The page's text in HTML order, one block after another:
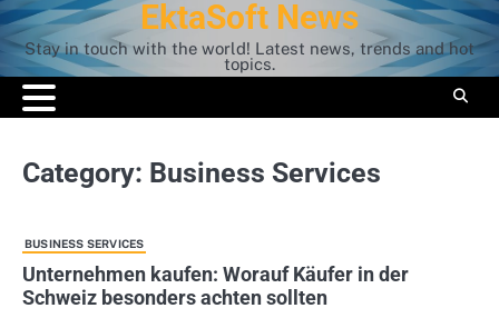
Skip
to
content
EktaSoft News
Stay in touch with the world! Latest news, trends and hot
topics.
Category: Business Services
BUSINESS SERVICES
Unternehmen kaufen: Worauf Käufer in der
Schweiz besonders achten sollten